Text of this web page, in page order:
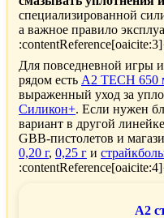
специализированной
а важное правило
Для повседневной игры
рядом есть A2 TECH 650
выраженный уход за
Силикон+. Если нужен
вариант в другой
GBB-пистолетов и
0,20 г, 0,25 г и
A2